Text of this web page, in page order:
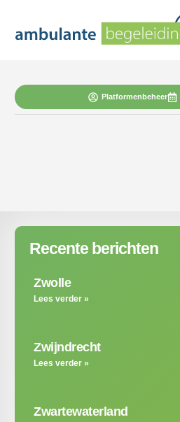
Platformenbeheer
Recente berichten
Zwolle
Lees verder »
Zwijndrecht
Lees verder »
Zwartewaterland